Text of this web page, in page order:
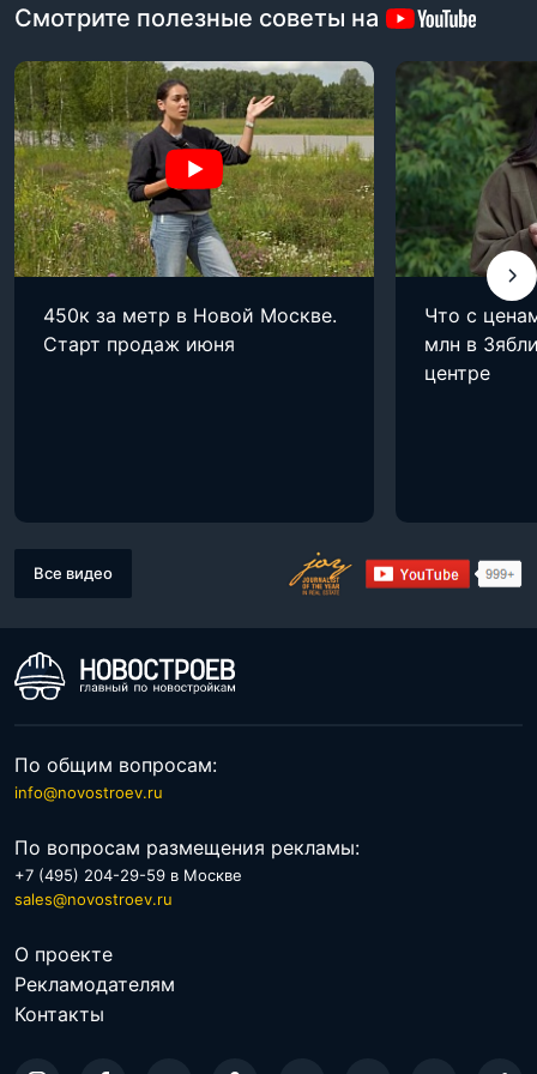
Смотрите полезные советы на
450к за метр в Новой Москве.
Старт продаж июня
Что с
млн в
центре
Все видео
По общим вопросам:
info@novostroev.ru
По вопросам размещения рекламы:
+7 (495) 204-29-59 в Москве
sales@novostroev.ru
О проекте
Рекламодателям
Контакты